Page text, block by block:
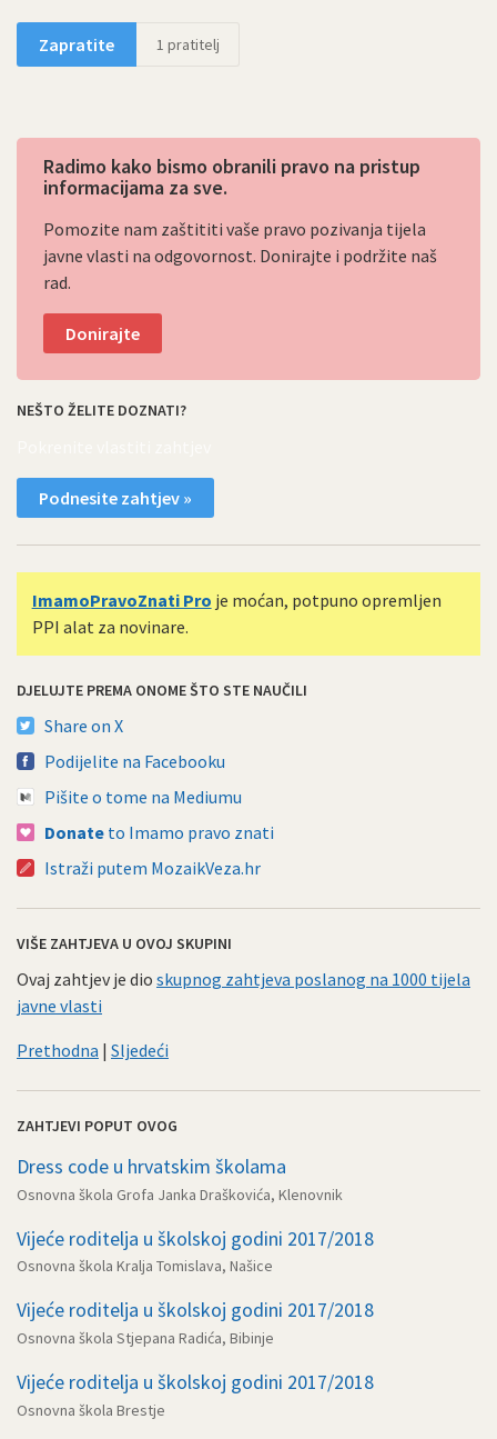
Zapratite 1 pratitelj
Radimo kako bismo obranili pravo na pristup
informacijama za sve.
Pomozite nam zaštititi vaše pravo pozivanja tijela
javne vlasti na odgovornost. Donirajte i podržite naš
rad.
Donirajte
NEŠTO ŽELITE DOZNATI?
Podnesite zahtjev »
ImamoPravoZnati Pro je moćan, potpuno opremljen
PPI alat za novinare.
DJELUJTE PREMA ONOME ŠTO STE NAUČILI
Share on X
Podijelite na Facebooku
Pišite o tome na Mediumu
Donate to Imamo pravo znati
Istraži putem MozaikVeza.hr
VIŠE ZAHTJEVA U OVOJ SKUPINI
Ovaj zahtjev je dio skupnog zahtjeva poslanog na 1000 tijela
javne vlasti
Prethodna | Sljedeći
ZAHTJEVI POPUT OVOG
Dress code u hrvatskim školama
Osnovna škola Grofa Janka Draškovića, Klenovnik
Vijeće roditelja u školskoj godini 2017/2018
Osnovna škola Kralja Tomislava, Našice
Vijeće roditelja u školskoj godini 2017/2018
Osnovna škola Stjepana Radića, Bibinje
Vijeće roditelja u školskoj godini 2017/2018
Osnovna škola Brestje